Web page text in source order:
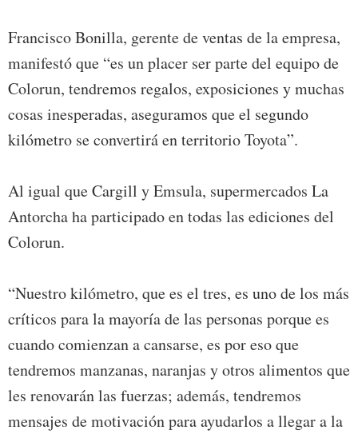
Francisco Bonilla, gerente de ventas de la empresa,
manifestó que “es un placer ser parte del equipo de
Colorun, tendremos regalos, exposiciones y muchas
cosas inesperadas, aseguramos que el segundo
kilómetro se convertirá en territorio Toyota”.
Al igual que Cargill y Emsula, supermercados La
Antorcha ha participado en todas las ediciones del
Colorun.
“Nuestro kilómetro, que es el tres, es uno de los más
críticos para la mayoría de las personas porque es
cuando comienzan a cansarse, es por eso que
tendremos manzanas, naranjas y otros alimentos que
les renovarán las fuerzas; además, tendremos
mensajes de motivación para ayudarlos a llegar a la